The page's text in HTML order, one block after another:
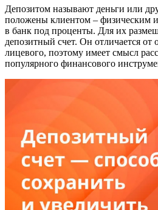
Депозитом называют деньги или
положены клиентом – физическим
в банк под проценты. Для их
депозитный счет. Он отличается от
лицевого, поэтому имеет смысл
популярного финансового